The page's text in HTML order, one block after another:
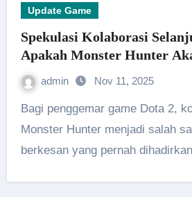
Update Game
Spekulasi Kolaborasi
Apakah Monster Hunter
admin Nov 11, 2025
Bagi penggemar game Dota 2, kolaborasi dengan
Monster Hunter menjadi salah
berkesan yang pernah